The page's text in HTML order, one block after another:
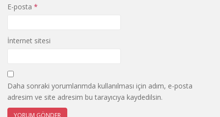
E-posta *
İnternet sitesi
Daha sonraki yorumlarımda kullanılması için adım, e-posta
adresim ve site adresim bu tarayıcıya kaydedilsin.